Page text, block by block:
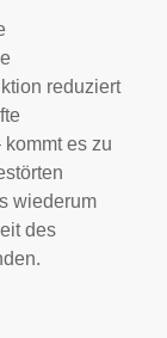
reduziert
es zu
wiederum
des